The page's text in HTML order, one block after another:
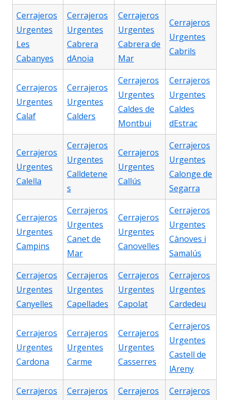
Cerrajeros
Urgentes
Les
Cabanyes
Cerrajeros
Urgentes
Cabrera
dAnoia
Cerrajeros
Urgentes
Cabrera de
Mar
Cerrajeros
Urgentes
Cabrils
Cerrajeros
Urgentes
Calaf
Cerrajeros
Urgentes
Calders
Cerrajeros
Urgentes
Caldes de
Montbui
Cerrajeros
Urgentes
Caldes
dEstrac
Cerrajeros
Urgentes
Calella
Cerrajeros
Urgentes
Calldetene
s
Cerrajeros
Urgentes
Callús
Cerrajeros
Urgentes
Calonge de
Segarra
Cerrajeros
Urgentes
Campins
Cerrajeros
Urgentes
Canet de
Mar
Cerrajeros
Urgentes
Canovelles
Cerrajeros
Urgentes
Cànoves i
Samalús
Cerrajeros
Urgentes
Canyelles
Cerrajeros
Urgentes
Capellades
Cerrajeros
Urgentes
Capolat
Cerrajeros
Urgentes
Cardedeu
Cerrajeros
Urgentes
Cardona
Cerrajeros
Urgentes
Carme
Cerrajeros
Urgentes
Casserres
Cerrajeros
Urgentes
Castell de
lAreny
Cerrajeros
Cerrajeros
Cerrajeros
Cerrajeros